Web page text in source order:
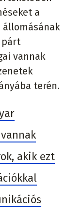
a
állomásának
párt
vannak
terén.
akik ezt